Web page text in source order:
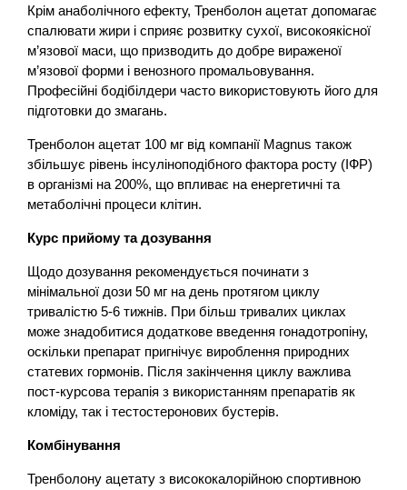
Крім анаболічного ефекту, Тренболон ацетат допомагає
спалювати жири і сприяє розвитку сухої, високоякісної
м’язової маси, що призводить до добре вираженої
м’язової форми і венозного промальовування.
Професійні бодібілдери часто використовують його для
підготовки до змагань.
Тренболон ацетат 100 мг від компанії Magnus також
збільшує рівень інсуліноподібного фактора росту (ІФР)
в організмі на 200%, що впливає на енергетичні та
метаболічні процеси клітин.
Курс прийому та дозування
Щодо дозування рекомендується починати з
мінімальної дози 50 мг на день протягом циклу
тривалістю 5-6 тижнів. При більш тривалих циклах
може знадобитися додаткове введення гонадотропіну,
оскільки препарат пригнічує вироблення природних
статевих гормонів. Після закінчення циклу важлива
пост-курсова терапія з використанням препаратів як
кломіду, так і тестостеронових бустерів.
Комбінування
Тренболону ацетату з висококалорійною спортивною